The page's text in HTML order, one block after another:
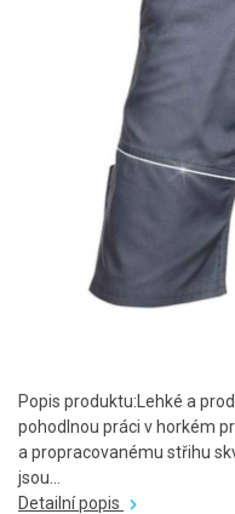
Popis produktu:Lehké a
pohodlnou práci v horkém
a propracovanému střihu
jsou...
Detailní popis